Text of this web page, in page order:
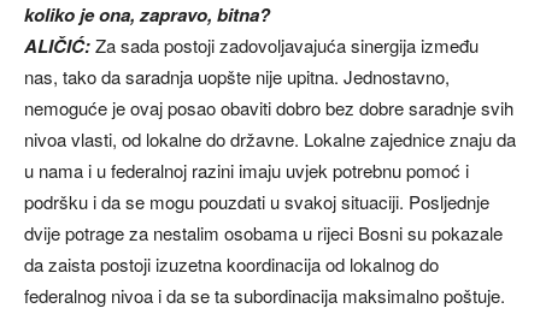
koliko je ona, zapravo, bitna?
ALIČIĆ:Za sada postoji zadovoljavajuća sinergija između
nas, tako da saradnja uopšte nije upitna. Jednostavno,
nemoguće je ovaj posao obaviti dobro bez dobre saradnje svih
nivoa vlasti, od lokalne do državne. Lokalne zajednice znaju da
u nama i u federalnoj razini imaju uvjek potrebnu pomoć i
podršku i da se mogu pouzdati u svakoj situaciji. Posljednje
dvije potrage za nestalim osobama u rijeci Bosni su pokazale
da zaista postoji izuzetna koordinacija od lokalnog do
federalnog nivoa i da se ta subordinacija maksimalno poštuje.